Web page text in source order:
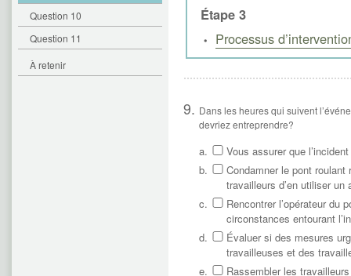
Question 10
Question 11
À retenir
Étape 3
Processus
Dans les heures qui suivent
devriez entreprendre?
a.
Vous assurer que
b.
Condamner le pont
travailleurs d’en utiliser un
c.
Rencontrer l’opérateur du
circonstances entourant
d.
Évaluer si des mesures
travailleuses et des
e.
Rassembler les